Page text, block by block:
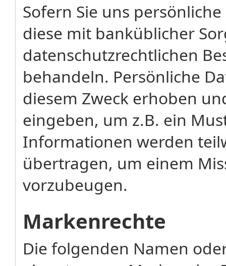
Sofern Sie uns
diese mit banküblicher
datenschutzrechtlichen
behandeln. Persönliche
diesem Zweck erhoben
eingeben, um z.B. ein
Informationen werden
übertragen, um einem
vorzubeugen.
Markenrechte
Die folgenden Namen